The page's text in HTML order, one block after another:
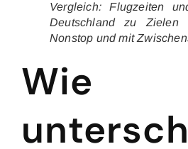
Vergleich: Flugzeiten
Deutschland zu
Nonstop und mit
Wie